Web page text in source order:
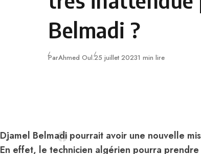
Belmadi ?
ParAhmed Oul.Publié
25 juillet 20231 min lire
Djamel Belmadi pourrait avoir une nouvelle
En effet, le technicien algérien pourra